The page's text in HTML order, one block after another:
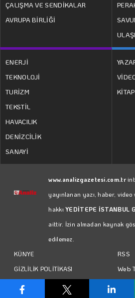
ÇALIŞMA VE SENDİKALAR
AVRUPA BİRLİĞİ
ENERJİ
TEKNOLOJİ
TURİZM
TEKSTİL
HAVACILIK
DENİZCİLİK
SANAYİ
KİTAP
www.analizgazetesi.com.tr
yayınlanan yazı, haber,
hakkıYEDİTEPE İSTANBUL
aittir. İzin almadan kaynak
edilemez.
KÜNYE
GİZLİLİK POLİTİKASI
KULLANIM KOŞULLARI
RSS
Web